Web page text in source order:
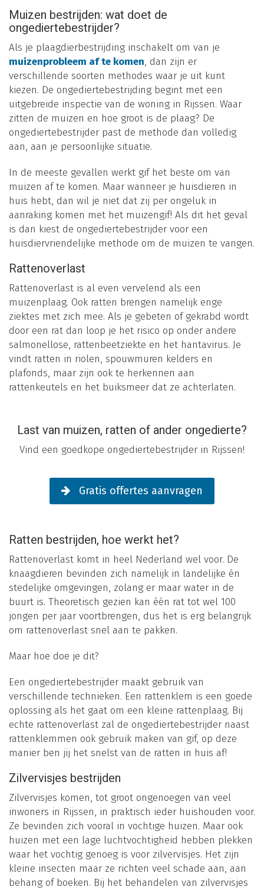
Muizen bestrijden: wat doet de
ongediertebestrijder?
Als je plaagdierbestrijding inschakelt om van je
muizenprobleem af te komen, dan zijn er
verschillende soorten methodes waar je uit kunt
kiezen. De ongediertebestrijding begint met een
uitgebreide inspectie van de woning in Rijssen. Waar
zitten de muizen en hoe groot is de plaag? De
ongediertebestrijder past de methode dan volledig
aan, aan je persoonlijke situatie.
In de meeste gevallen werkt gif het beste om van
muizen af te komen. Maar wanneer je huisdieren in
huis hebt, dan wil je niet dat zij per ongeluk in
aanraking komen met het muizengif! Als dit het geval
is dan kiest de ongediertebestrijder voor een
huisdiervriendelijke methode om de muizen te vangen.
Rattenoverlast
Rattenoverlast is al even vervelend als een
muizenplaag. Ook ratten brengen namelijk enge
ziektes met zich mee. Als je gebeten of gekrabd wordt
door een rat dan loop je het risico op onder andere
salmonellose, rattenbeetziekte en het hantavirus. Je
vindt ratten in riolen, spouwmuren kelders en
plafonds, maar zijn ook te herkennen aan
rattenkeutels en het buiksmeer dat ze achterlaten.
Last van muizen, ratten of ander ongedierte?
Vind een goedkope ongediertebestrijder in Rijssen!
Gratis offertes aanvragen
Ratten bestrijden, hoe werkt het?
Rattenoverlast komt in heel Nederland wel voor. De
knaagdieren bevinden zich namelijk in landelijke én
stedelijke omgevingen, zolang er maar water in de
buurt is. Theoretisch gezien kan één rat tot wel 100
jongen per jaar voortbrengen, dus het is erg belangrijk
om rattenoverlast snel aan te pakken.
Maar hoe doe je dit?
Een ongediertebestrijder maakt gebruik van
verschillende technieken. Een rattenklem is een goede
oplossing als het gaat om een kleine rattenplaag. Bij
echte rattenoverlast zal de ongediertebestrijder naast
rattenklemmen ook gebruik maken van gif, op deze
manier ben jij het snelst van de ratten in huis af!
Zilvervisjes bestrijden
Zilvervisjes komen, tot groot ongenoegen van veel
inwoners in Rijssen, in praktisch ieder huishouden voor.
Ze bevinden zich vooral in vochtige huizen. Maar ook
huizen met een lage luchtvochtigheid hebben plekken
waar het vochtig genoeg is voor zilvervisjes. Het zijn
kleine insecten maar ze richten veel schade aan, aan
behang of boeken. Bij het behandelen van zilvervisjes